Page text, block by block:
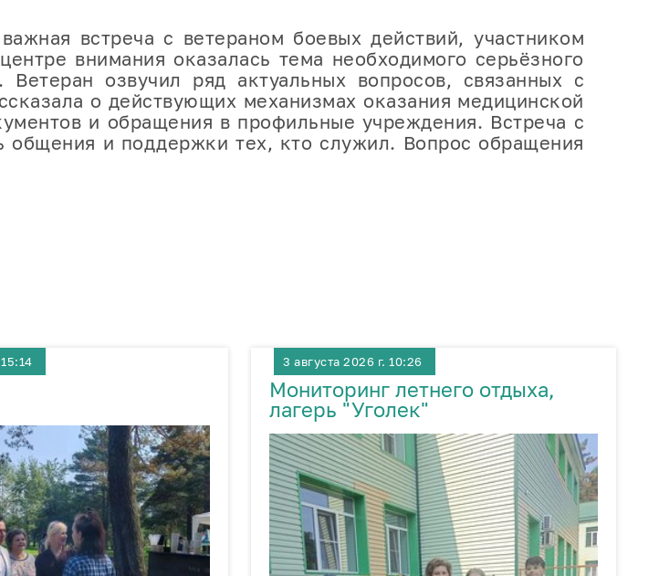
встреча с ветераном боевых действий, участником
внимания оказалась тема необходимого серьёзного
озвучил ряд актуальных вопросов, связанных с
о действующих механизмах оказания медицинской
и обращения в профильные учреждения. Встреча с
общения и поддержки тех, кто служил. Вопрос обращения
3 августа 2026 г. 10:26
Мониторинг летнего отдыха,
лагерь "Уголек"